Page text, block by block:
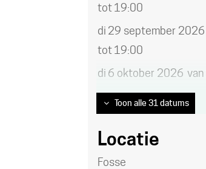
tot19:00
di 29 september 2026
tot19:00
di 6 oktober 2026 van
Toon alle 31 datums
Locatie
Fosse